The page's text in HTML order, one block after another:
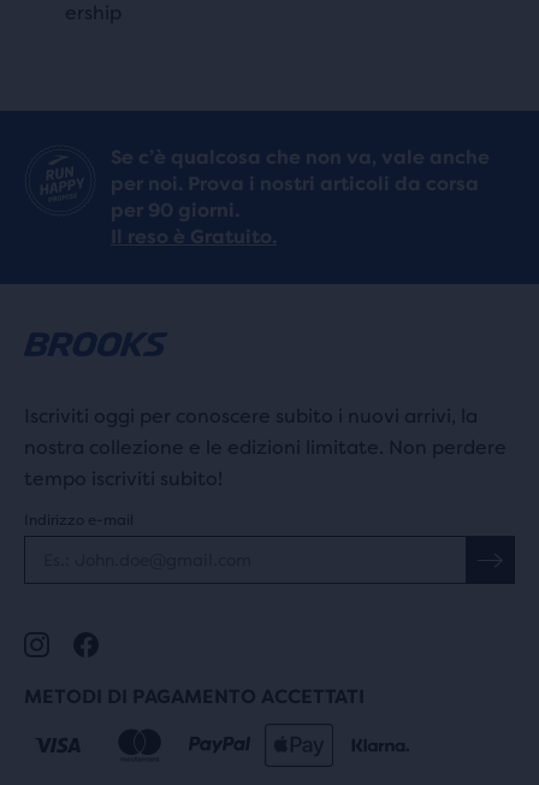
ership
Se c’è qualcosa che non va, vale anche
per noi. Prova i nostri articoli da corsa
per 90 giorni.
Il reso è Gratuito.
Iscriviti oggi per conoscere subito i nuovi arrivi, la
nostra collezione e le edizioni limitate. Non perdere
tempo iscriviti subito!
Indirizzo e-mail
METODI DI PAGAMENTO ACCETTATI